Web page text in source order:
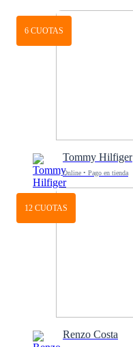
6 CUOTAS
Tommy Hilfiger
Online • Pago en tienda
12 CUOTAS
Renzo Costa